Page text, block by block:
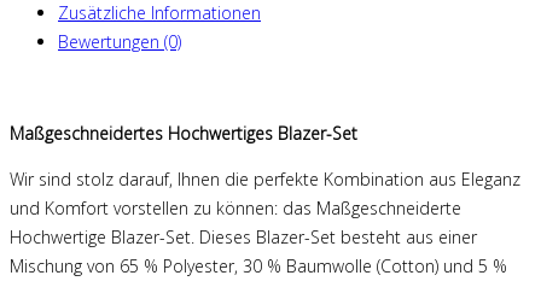
Zusätzliche Informationen
Bewertungen (0)
Maßgeschneidertes Hochwertiges Blazer-Set
Wir sind stolz darauf, Ihnen die perfekte Kombination aus Eleganz
und Komfort vorstellen zu können: das Maßgeschneiderte
Hochwertige Blazer-Set. Dieses Blazer-Set besteht aus einer
Mischung von 65 % Polyester, 30 % Baumwolle (Cotton) und 5 %